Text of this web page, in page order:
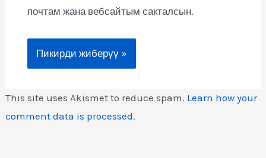
почтам жана вебсайтым сакталсын.
This site uses Akismet to reduce spam. Learn how your
comment data is processed.